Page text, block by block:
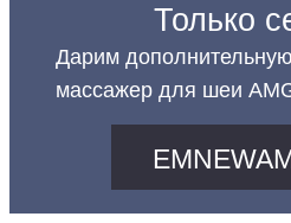
Только
Дарим
массажер для шеи